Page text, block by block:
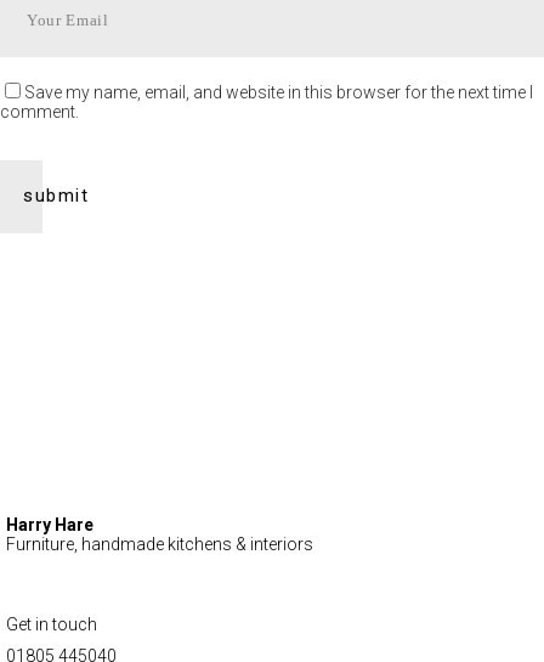
Save my name, email, and website in this browser for the next time I
comment.
Harry Hare
Furniture, handmade kitchens & interiors
Get in touch
01805 445040